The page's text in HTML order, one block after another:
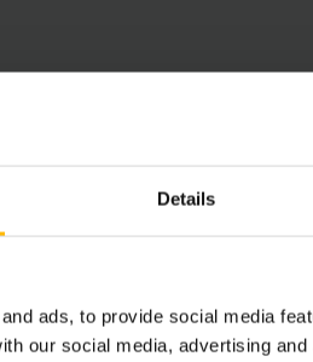
Details
ads, to provide social media
our social media, advertising
zakládání konstrukční řady
vozíku se sedačkou
„Man-Down“, při kterém
energie využitím pokročilé
na milimetr přesné
panelu, širokého